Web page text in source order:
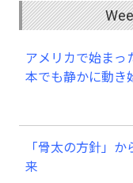
アメリカで始まっ
本でも静かに動き
業経営者が今、
「骨太の方針」
来